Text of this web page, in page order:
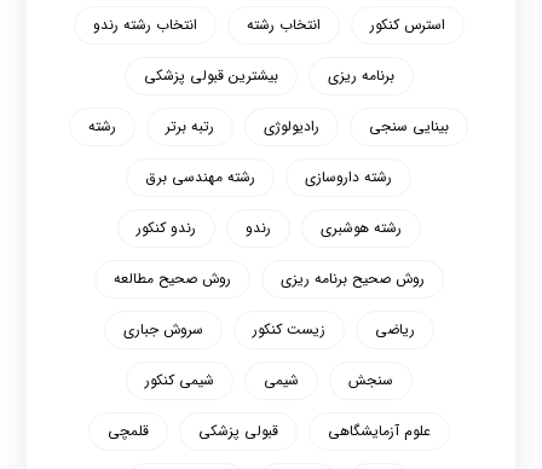
استرس کنکور انتخاب رشته انتخاب رشته رندو
برنامه ریزی بیشترین قبولی پزشکی
بینایی سنجی رادیولوژی رتبه برتر رشته
رشته داروسازی رشته مهندسی برق
رشته هوشبری رندو رندو کنکور
روش صحیح برنامه ریزی روش صحیح مطالعه
ریاضی زیست کنکور سروش جباری
سنجش شیمی شیمی کنکور
علوم آزمایشگاهی قبولی پزشکی قلمچی